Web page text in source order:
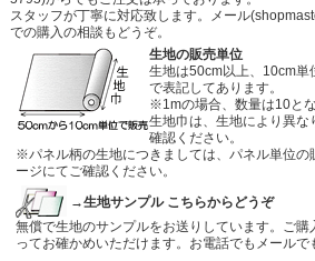
スタッフが丁寧に対応致します。メール
での購入の相談もどうぞ。
生地の販売単位
生地は50cm以上、10cm
で表記してあります。
※1mの場合、数量は10とな
生地巾は、生地により異
確認ください。
※パネル柄の生地につきましては、パネル単位の
ージにてご確認ください。
→生地サンプル こちらからどうぞ
無償で生地のサンプルをお送りしています。ご購
ってお確かめいただけます。お電話でもメールで